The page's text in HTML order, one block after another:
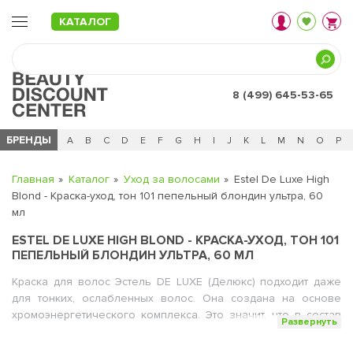
КАТАЛОГ
8 (499) 645-53-65
БРЕНДЫ
Ч 0 - 9 A B C D E F G H I J K L M N O P
Главная Каталог Уход за волосами
Estel De Luxe High
Blond - Краска-уход, тон 101 пепельный блондин ультра, 60
мл
ESTEL DE LUXE HIGH BLOND - КРАСКА-УХОД, ТОН 101
ПЕПЕЛЬНЫЙ БЛОНДИН УЛЬТРА, 60 МЛ
Краска для волос Эстель DE LUXE (Делюкс) подходит даже
для тонких, ослабленных волос. Она создана на основе
хромоэнергетического комплекса. Это значит, что в состав
Развернуть